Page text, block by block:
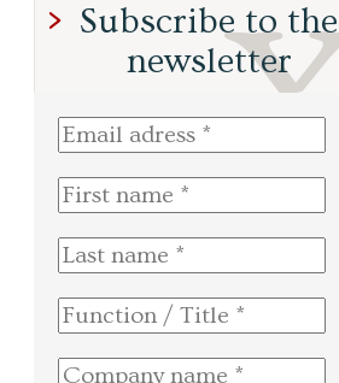
Subscribe to the
newsletter